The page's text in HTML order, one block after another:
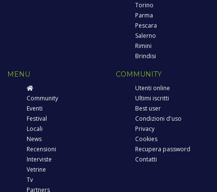
Torino
Parma
Pescara
Salerno
Rimini
Brindisi
MENU
Community
Eventi
Festival
Locali
News
Recensioni
Interviste
Vetrine
Tv
Partners
COMMUNITY
Utenti online
Ultimi iscritti
Best user
Condizioni d'uso
Privacy
Cookies
Recupera password
Contatti